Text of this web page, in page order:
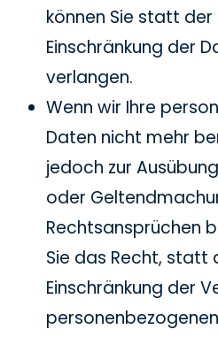
können Sie statt der
Einschränkung der
verlangen.
Wenn wir Ihre
Daten nicht mehr
jedoch zur
oder
Rechtsansprüchen
Sie das Recht, statt
Einschränkung der